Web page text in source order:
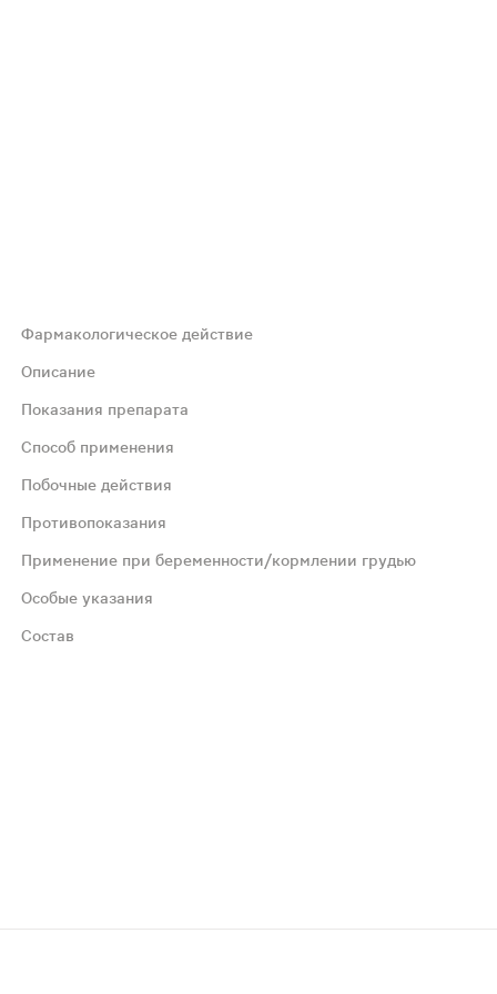
Преимущество цельных плодов в том, что
приема - 1 месяц.
Фармакологическое действие
Описание
Показания препарата
Способ применения
Побочные действия
Противопоказания
Применение при беременности/кормлении грудью
Особые указания
Состав